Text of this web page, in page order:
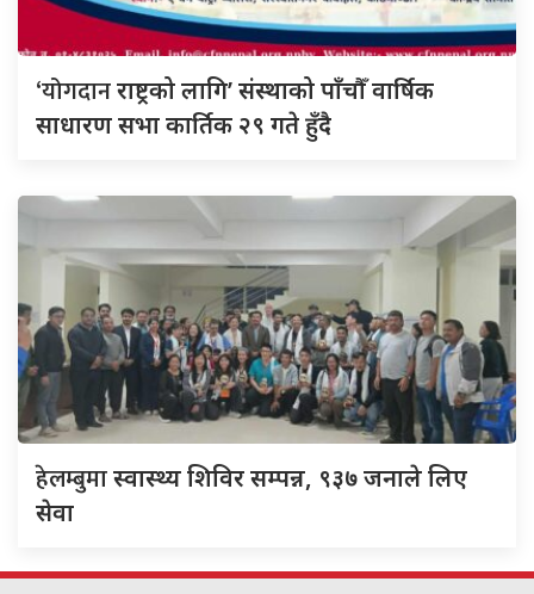
‘योगदानराष्ट्रको लागि’ संस्थाको पाँचौँ वार्षिक
साधारण सभा कार्तिक २९ गते हुँदै
हेलम्बुमास्वास्थ्य शिविर सम्पन्न, ९३७ जनाले लिए
सेवा